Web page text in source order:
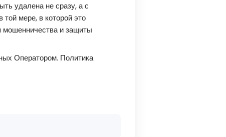
удалена не сразу, а с
мере, в которой это
мошенничества и защиты
Оператором. Политика